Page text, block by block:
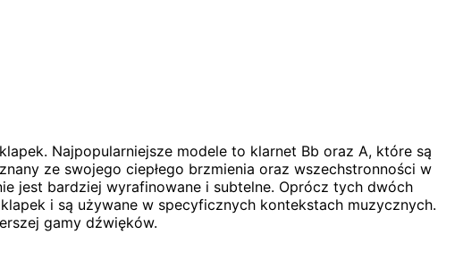
Najpopularniejsze modele to klarnet Bb oraz A, które są
ze swojego ciepłego brzmienia oraz wszechstronności w
jest bardziej wyrafinowane i subtelne. Oprócz tych dwóch
i są używane w specyficznych kontekstach muzycznych.
gamy dźwięków.